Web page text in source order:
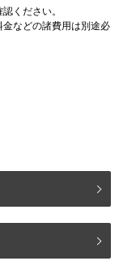
ください。
などの諸費用は別途必